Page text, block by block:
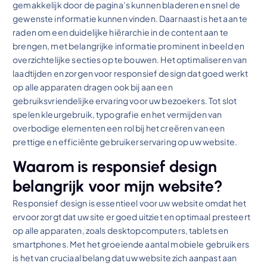
gemakkelijk door de pagina’s kunnen bladeren en snel de
gewenste informatie kunnen vinden. Daarnaast is het aan te
raden om een duidelijke hiërarchie in de content aan te
brengen, met belangrijke informatie prominent in beeld en
overzichtelijke secties op te bouwen. Het optimaliseren van
laadtijden en zorgen voor responsief design dat goed werkt
op alle apparaten dragen ook bij aan een
gebruiksvriendelijke ervaring voor uw bezoekers. Tot slot
spelen kleurgebruik, typografie en het vermijden van
overbodige elementen een rol bij het creëren van een
prettige en efficiënte gebruikerservaring op uw website.
Waarom is responsief design
belangrijk voor mijn website?
Responsief design is essentieel voor uw website omdat het
ervoor zorgt dat uw site er goed uitziet en optimaal presteert
op alle apparaten, zoals desktopcomputers, tablets en
smartphones. Met het groeiende aantal mobiele gebruikers
is het van cruciaal belang dat uw website zich aanpast aan